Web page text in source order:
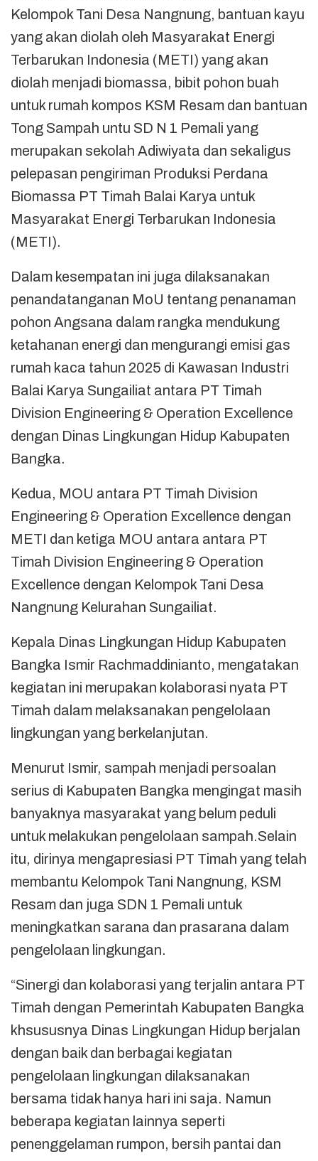
Kelompok Tani Desa Nangnung, bantuan kayu
yang akan diolah oleh Masyarakat Energi
Terbarukan Indonesia (METI) yang akan
diolah menjadi biomassa, bibit pohon buah
untuk rumah kompos KSM Resam dan bantuan
Tong Sampah untu SD N 1 Pemali yang
merupakan sekolah Adiwiyata dan sekaligus
pelepasan pengiriman Produksi Perdana
Biomassa PT Timah Balai Karya untuk
Masyarakat Energi Terbarukan Indonesia
(METI).
Dalam kesempatan ini juga dilaksanakan
penandatanganan MoU tentang penanaman
pohon Angsana dalam rangka mendukung
ketahanan energi dan mengurangi emisi gas
rumah kaca tahun 2025 di Kawasan Industri
Balai Karya Sungailiat antara PT Timah
Division Engineering & Operation Excellence
dengan Dinas Lingkungan Hidup Kabupaten
Bangka.
Kedua, MOU antara PT Timah Division
Engineering & Operation Excellence dengan
METI dan ketiga MOU antara antara PT
Timah Division Engineering & Operation
Excellence dengan Kelompok Tani Desa
Nangnung Kelurahan Sungailiat.
Kepala Dinas Lingkungan Hidup Kabupaten
Bangka Ismir Rachmaddinianto, mengatakan
kegiatan ini merupakan kolaborasi nyata PT
Timah dalam melaksanakan pengelolaan
lingkungan yang berkelanjutan.
Menurut Ismir, sampah menjadi persoalan
serius di Kabupaten Bangka mengingat masih
banyaknya masyarakat yang belum peduli
untuk melakukan pengelolaan sampah.Selain
itu, dirinya mengapresiasi PT Timah yang telah
membantu Kelompok Tani Nangnung, KSM
Resam dan juga SDN 1 Pemali untuk
meningkatkan sarana dan prasarana dalam
pengelolaan lingkungan.
“Sinergi dan kolaborasi yang terjalin antara PT
Timah dengan Pemerintah Kabupaten Bangka
khsususnya Dinas Lingkungan Hidup berjalan
dengan baik dan berbagai kegiatan
pengelolaan lingkungan dilaksanakan
bersama tidak hanya hari ini saja. Namun
beberapa kegiatan lainnya seperti
penenggelaman rumpon, bersih pantai dan